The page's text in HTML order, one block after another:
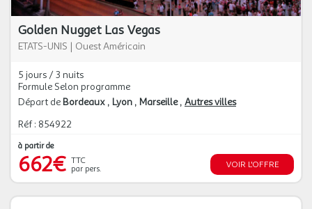
Golden Nugget Las Vegas
ETATS-UNIS | Ouest Américain
5 jours / 3 nuits
Formule Selon programme
Départ de Bordeaux Lyon Marseille Autres villes
Réf : 854922
à partir de
662€ TTC
par pers.
VOIR L'OFFRE